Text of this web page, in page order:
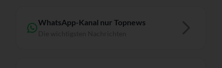
WhatsApp-Kanal nur Topnews